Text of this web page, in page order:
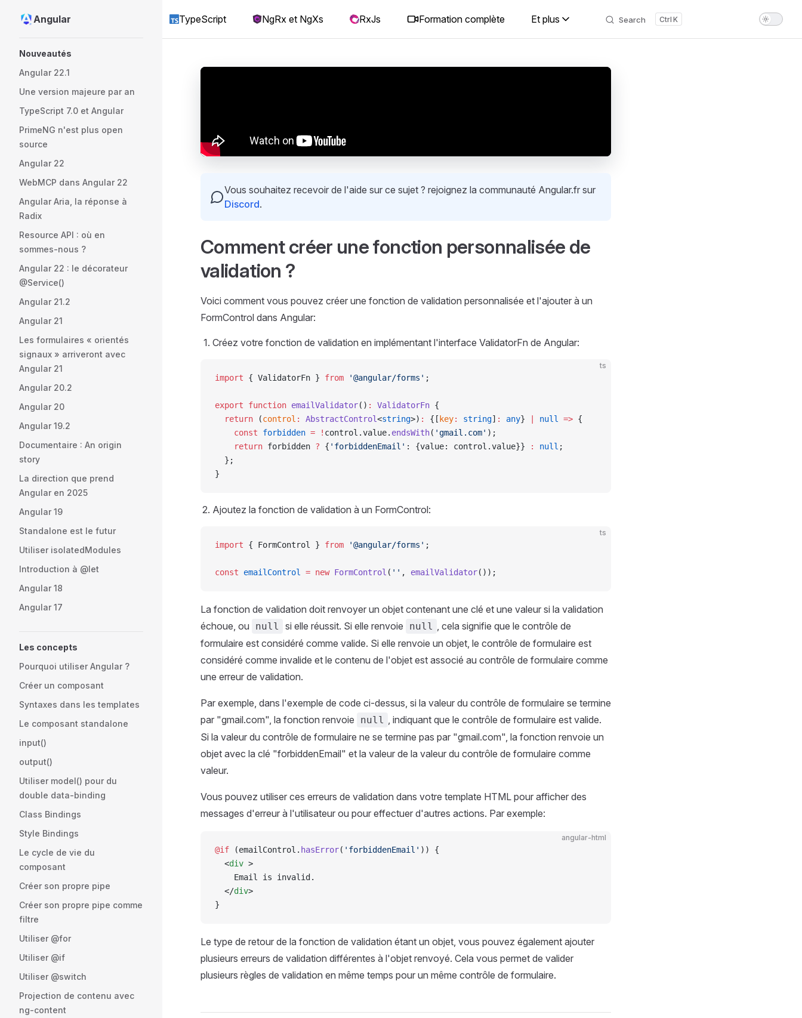
Skip to content
Angular TypeScript NgRx et NgXs RxJs Formation complète Et plus Search K
Nouveautés
Angular 22.1
Une version majeure par an
TypeScript 7.0 et Angular
PrimeNG n'est plus open
source
Angular 22
WebMCP dans Angular 22
Angular Aria, la réponse à
Radix
Resource API : où en
sommes-nous ?
Angular 22 : le décorateur
@Service()
Angular 21.2
Angular 21
Les formulaires « orientés
signaux » arriveront avec
Angular 21
Angular 20.2
Angular 20
Angular 19.2
Documentaire : An origin
story
La direction que prend
Angular en 2025
Angular 19
Standalone est le futur
Utiliser isolatedModules
Introduction à @let
Angular 18
Angular 17
Les concepts
Pourquoi utiliser Angular ?
Créer un composant
Syntaxes dans les templates
Le composant standalone
input()
output()
Utiliser model() pour du
double data-binding
Class Bindings
Style Bindings
Le cycle de vie du
composant
Créer son propre pipe
Créer son propre pipe comme
filtre
Utiliser @for
Utiliser @if
Utiliser @switch
Projection de contenu avec
ng-content
Vous souhaitez recevoir de l'aide sur ce sujet ? rejoignez la communauté Angular.fr sur
Discord.
Comment créer une fonction personnalisée de
validation ?
Voici comment vous pouvez créer une fonction de validation personnalisée et l'ajouter à un
FormControl dans Angular:
Créez votre fonction de validation en implémentant l'interface ValidatorFn de Angular:
ts
import { ValidatorFn } from '@angular/forms' ;
export function emailValidator() : ValidatorFn {
  return
(control : AbstractControl<string>) : {[ key: string] : any} null => {
    const
forbidden = ! control.value. endsWith( 'gmail.com' );
    return
forbidden ? { 'forbiddenEmail' : {value: control.value}} : null ;
  };
}
Ajoutez la fonction de validation à un FormControl:
ts
import { FormControl } from '@angular/forms' ;
const emailControl = new FormControl ( '' , emailValidator());
La fonction de validation doit renvoyer un objet contenant une clé et une valeur si la validation
échoue, ou
null si elle réussit. Si elle renvoie null , cela signifie que le contrôle de
formulaire est considéré comme valide. Si elle renvoie un objet, le contrôle de formulaire est
considéré comme invalide et le contenu de l'objet est associé au contrôle de formulaire comme
une erreur de validation.
Par exemple, dans l'exemple de code ci-dessus, si la valeur du contrôle de formulaire se termine
par "gmail.com", la fonction renvoie
null , indiquant que le contrôle de formulaire est valide.
Si la valeur du contrôle de formulaire ne se termine pas par "gmail.com", la fonction renvoie un
objet avec la clé "forbiddenEmail" et la valeur de la valeur du contrôle de formulaire comme
valeur.
Vous pouvez utiliser ces erreurs de validation dans votre template HTML pour afficher des
messages d'erreur à l'utilisateur ou pour effectuer d'autres actions. Par exemple:
angular-html
@if (emailControl. hasError( 'forbiddenEmail' )) {
  <
div >
    Email is invalid.
  </
div>
}
Le type de retour de la fonction de validation étant un objet, vous pouvez également ajouter
plusieurs erreurs de validation différentes à l'objet renvoyé. Cela vous permet de valider
plusieurs règles de validation en même temps pour un même contrôle de formulaire.